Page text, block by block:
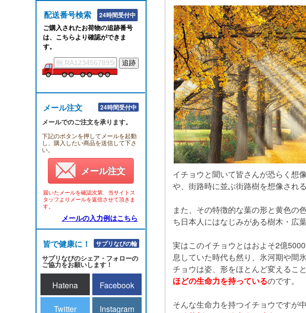
配送番号検索 24時間受付中
ご購入されたお荷物の追跡番号
は、こちらより確認ができま
す。
メール注文 24時間受付中
メールでのご注文を承ります。
下記のボタンを押してメールを起動
し、購入したい商品を送信して下さ
い。
メール注文
届いたメールを確認次第、当サイトス
タッフよりメールを返信させて頂きま
す。
メールの入力例はこちら
皆で健康に！！サプリなびの輪
サプリなびのシェア・フォローの
ご協力をお願いします！
Hatena Facebook
Twitter Instagram
イチョウと聞いて皆さんが恐らく想
や、街路時に並ぶ街路樹を想像され
また、その特徴的な葉の形と黄色の
ち日本人にはなじみがある樹木・広葉
実はこのイチョウとはおよそ2億
息していた時代も然り、氷河期や間
チョウは姿、形をほとんど変えるこ
ほどの生命力を持っているのです。
そんな生命力を持つイチョウですが